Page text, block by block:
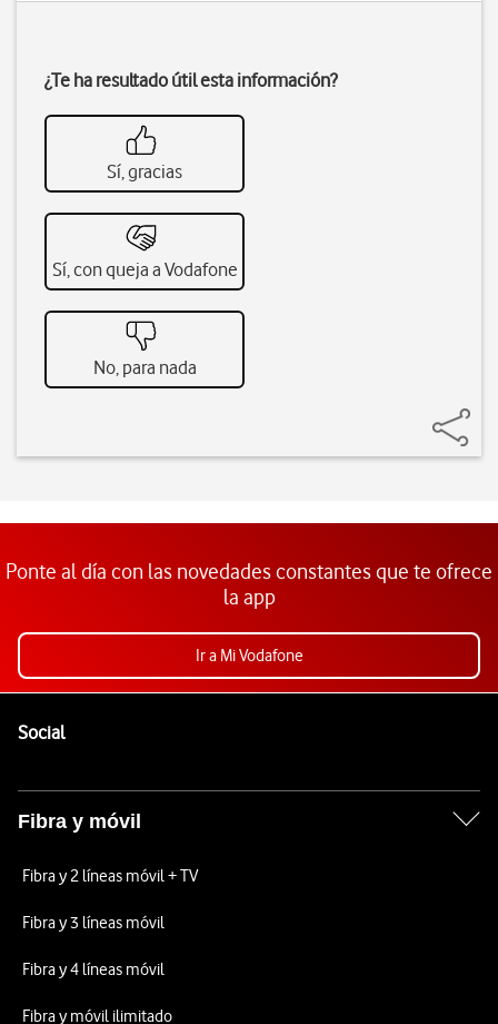
¿Te ha resultado útil esta información?
Sí, gracias
Sí, con queja a Vodafone
No, para nada
Ponte al día con las novedades constantes que te ofrece
la app
Ir a Mi Vodafone
SocialEnlaces a las redes sociales de Vodafone
Fibra y móvil
Fibra y 2 líneas móvil + TV
Fibra y 3 líneas móvil
Fibra y 4 líneas móvil
Fibra y móvil ilimitado